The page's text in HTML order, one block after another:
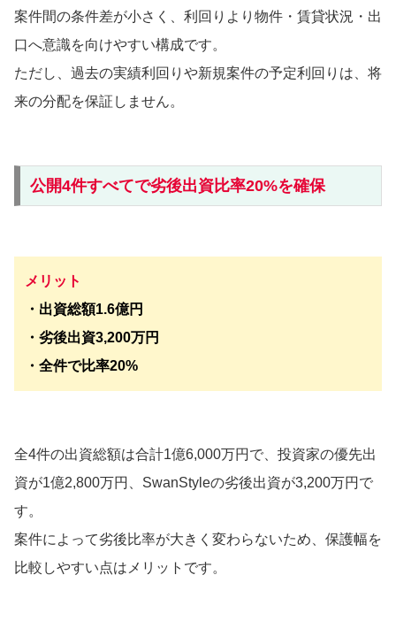
案件間の条件差が小さく、利回りより物件・賃貸状況・出
口へ意識を向けやすい構成です。
ただし、過去の実績利回りや新規案件の予定利回りは、将
来の分配を保証しません。
公開4件すべてで劣後出資比率20%を確保
メリット
・出資総額1.6億円
・劣後出資3,200万円
・全件で比率20%
全4件の出資総額は合計1億6,000万円で、投資家の優先出
資が1億2,800万円、SwanStyleの劣後出資が3,200万円で
す。
案件によって劣後比率が大きく変わらないため、保護幅を
比較しやすい点はメリットです。